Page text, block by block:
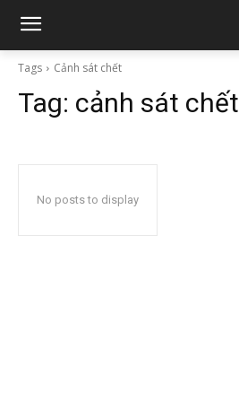
Tags Cảnh sát chết
Tag: cảnh sát chết
No posts to display